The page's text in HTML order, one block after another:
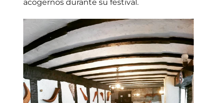
acogernos durante su festival.